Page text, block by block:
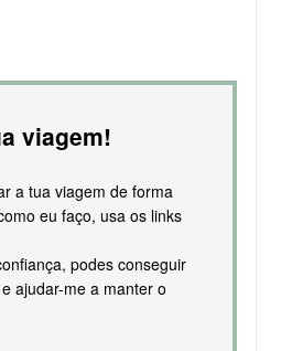
viagem!
a tua viagem de forma
eu faço, usa os links
podes conseguir
ajudar-me a manter o